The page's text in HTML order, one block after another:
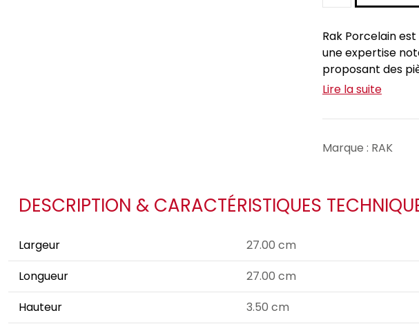
Rak Porcelain
une expertise
proposant des
Lire la suite
Marque : RAK
DESCRIPTION & CARACTÉRISTIQUES
Largeur
27.00 cm
Longueur
27.00 cm
Hauteur
3.50 cm